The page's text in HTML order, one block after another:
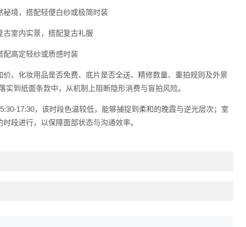
境，搭配轻便白纱或极简时装
室内实景，搭配复古礼服
配高定轻纱或质感时装
、化妆用品是否免费、底片是否全送、精修数量、重拍规则及外景
实到纸面条款中，从机制上阻断隐形消费与盲拍风险。
17:30，该时段色温较低，能够捕捉到柔和的晚霞与逆光层次；室
段进行，以保障面部状态与沟通效率。